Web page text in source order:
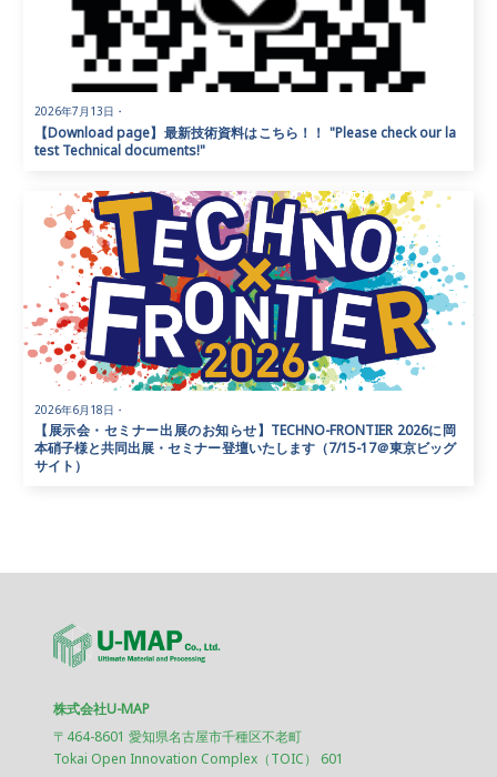
2026年7月13日 ・
【Download page】最新技術資料はこちら！！ "Please check our la
test Technical documents!"
2026年6月18日 ・
【展示会・セミナー出展のお知らせ】TECHNO-FRONTIER 2026に岡
本硝子様と共同出展・セミナー登壇いたします（7/15-17＠東京ビッグ
サイト）
株式会社U-MAP
〒464-8601 愛知県名古屋市千種区不老町
Tokai Open Innovation Complex（TOIC） 601